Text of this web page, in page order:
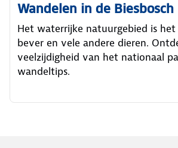
Wandelen in de Biesbosch
Het waterrijke natuurgebied is
bever en vele andere dieren.
veelzijdigheid van het nationaal
wandeltips.